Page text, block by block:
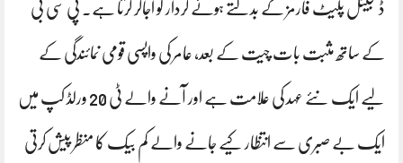
ڈیجیٹل پلیٹ فارمز کے بدلتے ہوئے کردار کو اجاگر کرتا ہے۔ پی سی بی
کے ساتھ مثبت بات چیت کے بعد، عامر کی واپسی قومی نمائندگی کے
لیے ایک نئے عہد کی علامت ہے اور آنے والے ٹی 20 ورلڈ کپ میں
ایک بے صبری سے انتظار کیے جانے والے کم بیک کا منظر پیش کرتی